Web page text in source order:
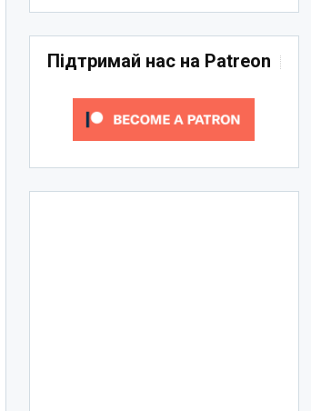
Підтримай нас на Patreon